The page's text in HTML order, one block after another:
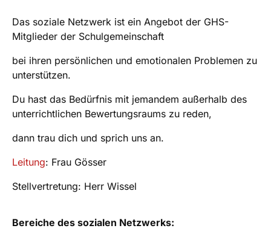
Das soziale Netzwerk ist ein Angebot der GHS-
Mitglieder der Schulgemeinschaft
bei ihren persönlichen und emotionalen Problemen zu
unterstützen.
Du hast das Bedürfnis mit jemandem außerhalb des
unterrichtlichen Bewertungsraums zu reden,
dann trau dich und sprich uns an.
Leitung: Frau Gösser
Stellvertretung: Herr Wissel
Bereiche des sozialen Netzwerks: